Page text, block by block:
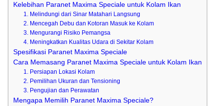
Kelebihan Paranet Maxima Speciale untuk Kolam Ikan
1. Melindungi dari Sinar Matahari Langsung
2. Mencegah Debu dan Kotoran Masuk ke Kolam
3. Mengurangi Risiko Pemangsa
4. Meningkatkan Kualitas Udara di Sekitar Kolam
Spesifikasi Paranet Maxima Speciale
Cara Memasang Paranet Maxima Speciale untuk Kolam Ikan
1. Persiapan Lokasi Kolam
2. Pemilihan Ukuran dan Tensioning
3. Pengujian dan Perawatan
Mengapa Memilih Paranet Maxima Speciale?